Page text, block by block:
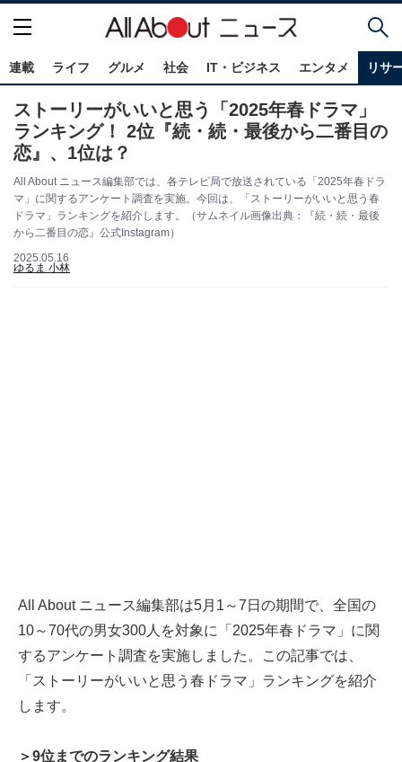
連載 ライフ グルメ 社会 IT・ビジネス エンタメ リサ
ストーリーがいいと思う「2025年春ドラマ」
ランキング！ 2位『続・続・最後から二番目の
恋』、1位は？
All About ニュース編集部では、各テレビ局で放送されている「2025年春ドラ
マ」に関するアンケート調査を実施。今回は、「ストーリーがいいと思う春
ドラマ」ランキングを紹介します。（サムネイル画像出典：『続・続・最後
から二番目の恋』公式Instagram）
2025.05.16
ゆるま 小林
All About ニュース編集部は5月1～7日の期間で、全国の
10～70代の男女300人を対象に「2025年春ドラマ」に関
するアンケート調査を実施しました。この記事では、
「ストーリーがいいと思う春ドラマ」ランキングを紹介
します。
＞9位までのランキング結果